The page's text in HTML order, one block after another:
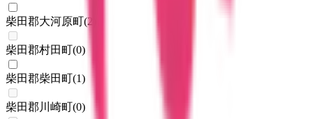
柴田郡大河原町(2
柴田郡村田町(0)
柴田郡柴田町(1)
柴田郡川崎町(0)